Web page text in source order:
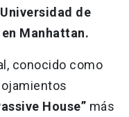
Universidad de
Manhattan.
conocido como
House” más